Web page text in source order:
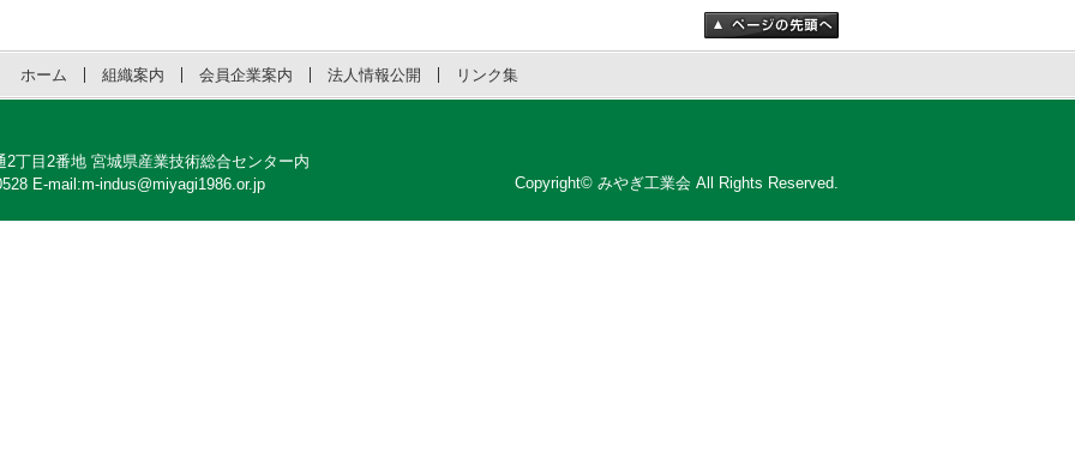
ホーム 組織案内 会員企業案内 法人情報公開 リンク集
丁目2番地 宮城県産業技術総合センター内
E-mail:m-indus@miyagi1986.or.jp
Copyright© みやぎ工業会 All Rights Reserved.